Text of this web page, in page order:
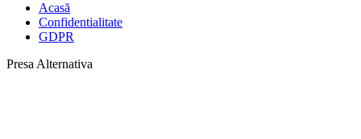
Acasă
Confidentialitate
GDPR
Presa Alternativa